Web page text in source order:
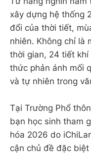
xây dựng hệ thống
đổi của thời tiết,
nhiên. Không chỉ là
thời gian, 24 tiết
thức phản ánh mối
và tự nhiên trong
Tại Trường Phổ
bạn học sinh tham
hóa 2026 do
cận chủ đề đặc